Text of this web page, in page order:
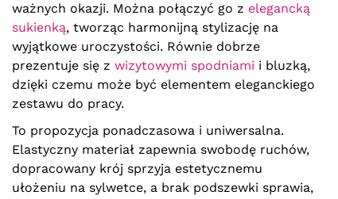
ważnych okazji. Można połączyć go z elegancką
sukienką, tworząc harmonijną stylizację na
wyjątkowe uroczystości. Równie dobrze
prezentuje się z wizytowymi spodniami i bluzką,
dzięki czemu może być elementem eleganckiego
zestawu do pracy.
To propozycja ponadczasowa i uniwersalna.
Elastyczny materiał zapewnia swobodę ruchów,
dopracowany krój sprzyja estetycznemu
ułożeniu na sylwetce, a brak podszewki sprawia,